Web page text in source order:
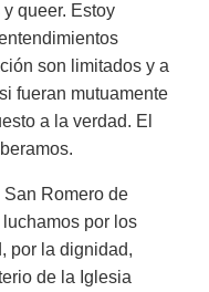
queer. Estoy
son limitados y a
fueran mutuamente
a la verdad. El
San Romero de
luchamos por los
por la dignidad,
de la Iglesia